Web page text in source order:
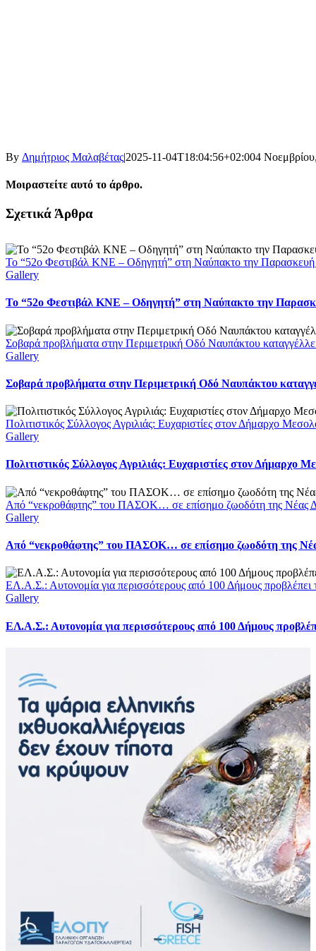
By Δημήτριος Μαλαβέτας|2025-11-04T18:04:56+02:004
Μοιραστείτε αυτό το άρθρο.
Facebook
X
LinkedIn
WhatsApp
Email
Σχετικά Άρθρα
Το “52ο Φεστιβάλ ΚΝΕ – Οδηγητή” στη Ναύπακτο την
Gallery
Το “52ο Φεστιβάλ ΚΝΕ – Οδηγητή” στη Ναύπακτο την
Σοβαρά προβλήματα στην Περιμετρική Οδό Ναυπάκτου
Gallery
Σοβαρά προβλήματα στην Περιμετρική Οδό Ναυπάκτου
Πολιτιστικός Σύλλογος Αγριλιάς: Ευχαριστίες στον Δήμαρχο
Gallery
Πολιτιστικός Σύλλογος Αγριλιάς: Ευχαριστίες στον Δήμαρχο
Από “νεκροθάφτης” του ΠΑΣΟΚ… σε επίσημο ζωοδότη της Νέας
Gallery
Από “νεκροθάφτης” του ΠΑΣΟΚ… σε επίσημο ζωοδότη της
ΕΛ.Α.Σ.: Αυτονομία για περισσότερους από 100 Δήμους
Gallery
ΕΛ.Α.Σ.: Αυτονομία για περισσότερους από 100 Δήμους